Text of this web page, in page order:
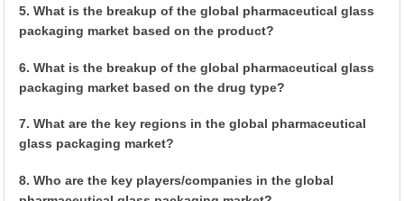
5. What is the breakup of the global pharmaceutical glass
packaging market based on the product?
6. What is the breakup of the global pharmaceutical glass
packaging market based on the drug type?
7. What are the key regions in the global pharmaceutical
glass packaging market?
8. Who are the key players/companies in the global